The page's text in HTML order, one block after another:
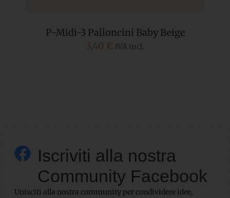
P-Midi-3 Palloncini Baby Beige
3,40 € IVA incl.
Iscriviti alla nostra
Community Facebook
Unisciti alla nostra community per condividere idee,